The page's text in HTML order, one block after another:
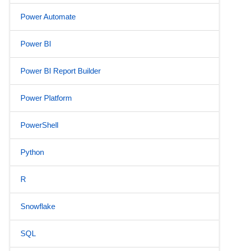
Power Automate
Power BI
Power BI Report Builder
Power Platform
PowerShell
Python
R
Snowflake
SQL